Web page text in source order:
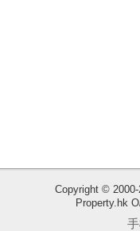
Copyright ©
Property.hk